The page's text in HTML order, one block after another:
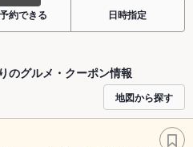
約できる 日時指定
のグルメ・クーポン情報
地図から探す